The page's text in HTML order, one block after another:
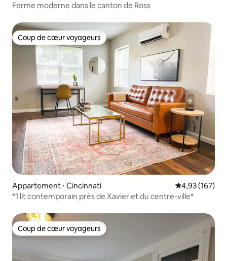
Ferme moderne dans le canton de Ross
Coup de cœur voyageurs
Coup de cœur voyageurs
Appartement ⋅ Cincinnati Évaluation
4,93 (167)
*1 lit contemporain près de Xavier et du centre-ville*
Coup de cœur voyageurs
Coup de cœur voyageurs